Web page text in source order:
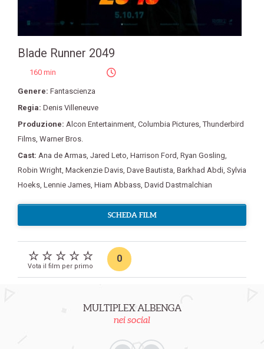
Blade Runner 2049
160 min
Genere: Fantascienza
Regia: Denis Villeneuve
Produzione: Alcon Entertainment, Columbia Pictures,Thunderbird
Films, Warner Bros.
Cast: Ana de Armas, Jared Leto, Harrison Ford, Ryan Gosling,
Robin Wright, Mackenzie Davis, Dave Bautista, Barkhad Abdi, Sylvia
Hoeks, Lennie James, Hiam Abbass, David Dastmalchian
SCHEDA FILM
Vota il film per primo
0
MULTIPLEX ALBENGA
nei social